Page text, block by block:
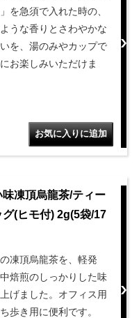
を急須で入れた時の、
うな香りとさわやかな
を、湯のみやカップで
お楽しみいただけま
味凍頂烏龍茶/ティー
グ(ヒモ付) 2g(5袋/17
凍頂烏龍茶を、軽発
焙煎のしっかりした味
げました。オフィス用
歩き用に便利です。